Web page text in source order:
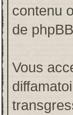
contenu
de
Vous